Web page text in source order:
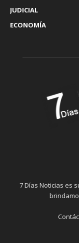
JUDICIAL
ECONOMÍA
7 Días Noticias es